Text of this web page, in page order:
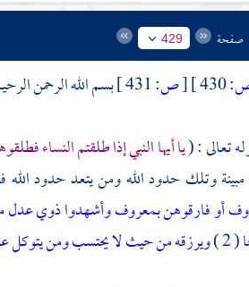
صفحة 429
[ص:
بسم الله الرحمن
تعالى : (يا أيها النبي إذا طلقتم النساء
وتلك حدود الله ومن يتعد حدود
أو فارقوهن بمعروف وأشهدوا ذوي عدل
( 2 ) ويرزقه من حيث لا يحتسب ومن يتوكل